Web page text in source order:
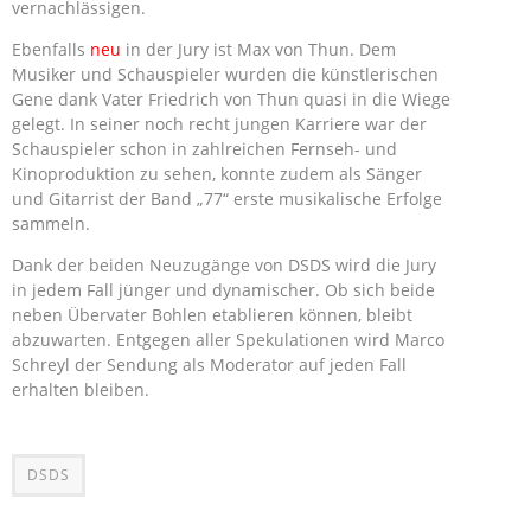
vernachlässigen.
Ebenfalls neu in der Jury ist Max von Thun. Dem
Musiker und Schauspieler wurden die künstlerischen
Gene dank Vater Friedrich von Thun quasi in die Wiege
gelegt. In seiner noch recht jungen Karriere war der
Schauspieler schon in zahlreichen Fernseh- und
Kinoproduktion zu sehen, konnte zudem als Sänger
und Gitarrist der Band „77“ erste musikalische Erfolge
sammeln.
Dank der beiden Neuzugänge von DSDS wird die Jury
in jedem Fall jünger und dynamischer. Ob sich beide
neben Übervater Bohlen etablieren können, bleibt
abzuwarten. Entgegen aller Spekulationen wird Marco
Schreyl der Sendung als Moderator auf jeden Fall
erhalten bleiben.
DSDS